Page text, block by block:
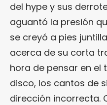
del hype y sus
aguantó la presión
se creyó a pies
acerca de su corta
hora de pensar en el
disco, los cantos de
dirección incorrecta.